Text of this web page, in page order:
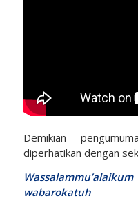
Demikian
diperhatikan dengan
wabarokatuh